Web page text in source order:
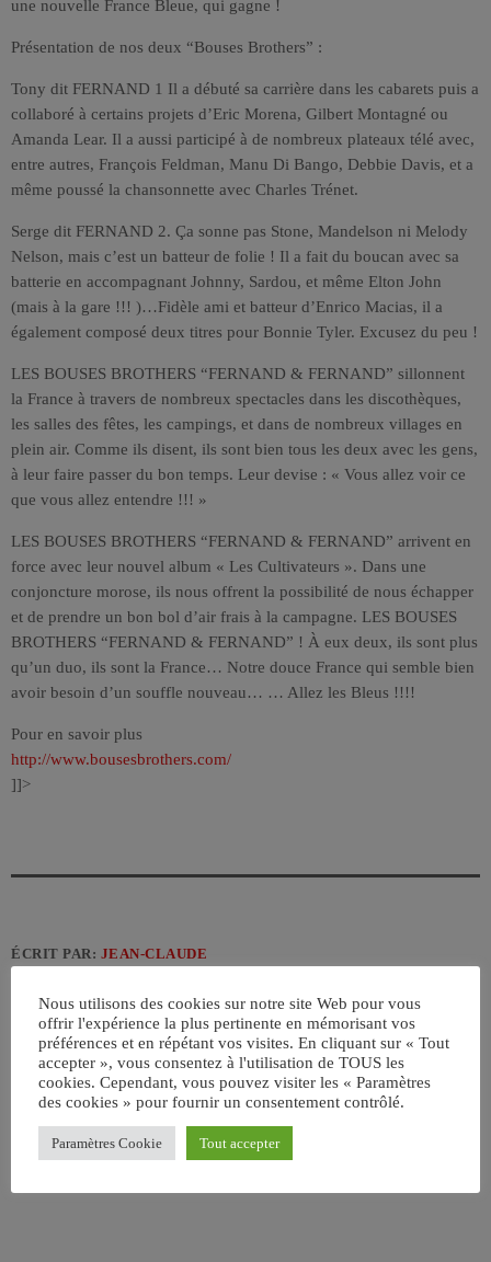
une nouvelle France Bleue, qui gagne !
Présentation de nos deux “Bouses Brothers” :
Tony dit FERNAND 1 Il a débuté sa carrière dans les cabarets puis a
collaboré à certains projets d’Eric Morena, Gilbert Montagné ou
Amanda Lear. Il a aussi participé à de nombreux plateaux télé avec,
entre autres, François Feldman, Manu Di Bango, Debbie Davis, et a
même poussé la chansonnette avec Charles Trénet.
Serge dit FERNAND 2. Ça sonne pas Stone, Mandelson ni Melody
Nelson, mais c’est un batteur de folie ! Il a fait du boucan avec sa
batterie en accompagnant Johnny, Sardou, et même Elton John
(mais à la gare !!! )…Fidèle ami et batteur d’Enrico Macias, il a
également composé deux titres pour Bonnie Tyler. Excusez du peu !
LES BOUSES BROTHERS “FERNAND & FERNAND” sillonnent
la France à travers de nombreux spectacles dans les discothèques,
les salles des fêtes, les campings, et dans de nombreux villages en
plein air. Comme ils disent, ils sont bien tous les deux avec les gens,
à leur faire passer du bon temps. Leur devise : « Vous allez voir ce
que vous allez entendre !!! »
LES BOUSES BROTHERS “FERNAND & FERNAND” arrivent en
force avec leur nouvel album « Les Cultivateurs ». Dans une
conjoncture morose, ils nous offrent la possibilité de nous échapper
et de prendre un bon bol d’air frais à la campagne. LES BOUSES
BROTHERS “FERNAND & FERNAND” ! À eux deux, ils sont plus
qu’un duo, ils sont la France… Notre douce France qui semble bien
avoir besoin d’un souffle nouveau… … Allez les Bleus !!!!
Pour en savoir plus
http://www.bousesbrothers.com/
]]>
ÉCRIT PAR: JEAN-CLAUDE
CHANSON FRANCE
email
RATE IT
Nous utilisons des cookies sur notre site Web pour vous
offrir l'expérience la plus pertinente en mémorisant vos
préférences et en répétant vos visites. En cliquant sur « Tout
accepter », vous consentez à l'utilisation de TOUS les
cookies. Cependant, vous pouvez visiter les « Paramètres
des cookies » pour fournir un consentement contrôlé.
Paramètres Cookie Tout accepter